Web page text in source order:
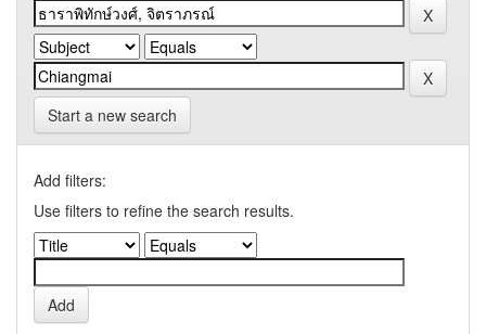
Start a new search
Add filters:
Use filters to refine the search results.